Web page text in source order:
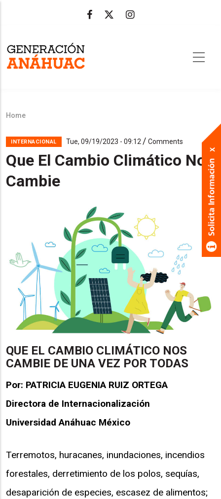
main
content
Breadcrumb
Home
INTERNACIONAL Tue, 09/19/2023 - 09:12 / Comments
Que El Cambio Climático Nos
Cambie
QUE EL CAMBIO CLIMÁTICO NOS
CAMBIE DE UNA VEZ POR TODAS
Por: PATRICIA EUGENIA RUIZ ORTEGA
Directora de Internacionalización
Universidad Anáhuac México
Terremotos, huracanes, inundaciones, incendios
forestales, derretimiento de los polos, sequías,
desaparición de especies, escasez de alimentos;